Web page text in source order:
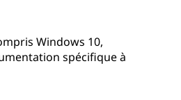
Windows 10,
spécifique à